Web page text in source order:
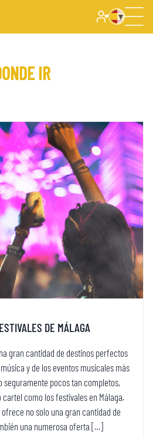
IR
DE MÁLAGA
gran cantidad de destinos perfectos
y de los eventos musicales más
seguramente pocos tan completos,
como los festivales en Málaga.
no solo una gran cantidad de
una numerosa oferta […]